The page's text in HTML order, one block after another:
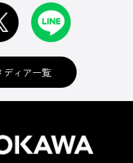
ディア一覧